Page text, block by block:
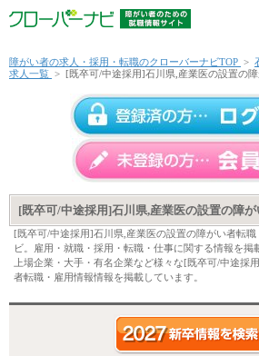
障がい者の求人・採用・転職のクローバーナビTOP >
求人一覧 > [既卒可/中途採用]石川県,産業医の設置の
[既卒可/中途採用]石川県,産業医の設置の障
[既卒可/中途採用]石川県,産業医の設置の障がい者転
ビ。雇用・就職・採用・転職・仕事に関する情報を掲
上場企業・大手・有名企業など様々な[既卒可/中途採
者転職・雇用情報情報を掲載しています。